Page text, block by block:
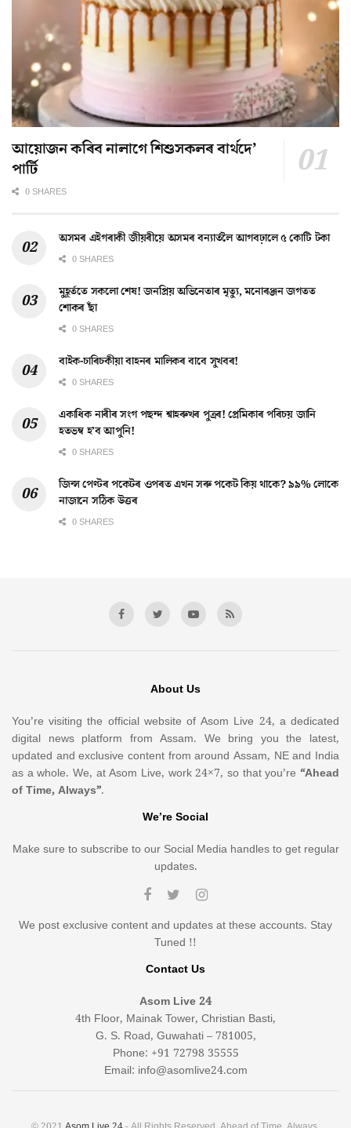
আয়োজন কৰিব নালাগে শিশুসকলৰ বাৰ্থদে’
পাৰ্টি
0 SHARES
অসমৰ এইগৰাকী জীয়ৰীয়ে অসমৰ বন্যাৰ্তলৈ আগবঢ়ালে ৫ কোটি টকা
0 SHARES
মুহূৰ্ততে সকলো শেষ! জনপ্ৰিয় অভিনেতাৰ মৃত্যু, মনোৰঞ্জন জগতত
শোকৰ ছাঁ
0 SHARES
বাইক-চাৰিচকীয়া বাহনৰ মালিকৰ বাবে সুখবৰ!
0 SHARES
একাধিক নাৰীৰ সংগ পছন্দ শ্বাহৰুখৰ পুত্ৰৰ! প্ৰেমিকাৰ পৰিচয় জানি
হতভম্ব হ’ব আপুনি!
0 SHARES
জিন্স পেণ্টৰ পকেটৰ ওপৰত এখন সৰু পকেট কিয় থাকে? ৯৯% লোকে
নাজানে সঠিক উত্তৰ
0 SHARES
About Us
You’re visiting the official website of Asom Live 24, a dedicated
digital news platform from Assam. We bring you the latest,
updated and exclusive content from around Assam, NE and India
as a whole. We, at Asom Live, work 24×7, so that you’re “Ahead
of Time, Always”.
We’re Social
Make sure to subscribe to our Social Media handles to get regular
updates.
We post exclusive content and updates at these accounts. Stay
Tuned !!
Contact Us
Asom Live 24
4th Floor, Mainak Tower, Christian Basti,
G. S. Road, Guwahati – 781005,
Phone: +91 72798 35555
Email: info@asomlive24.com